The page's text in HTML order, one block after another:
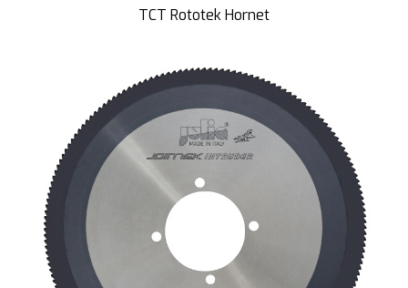
TCT Rototek Hornet